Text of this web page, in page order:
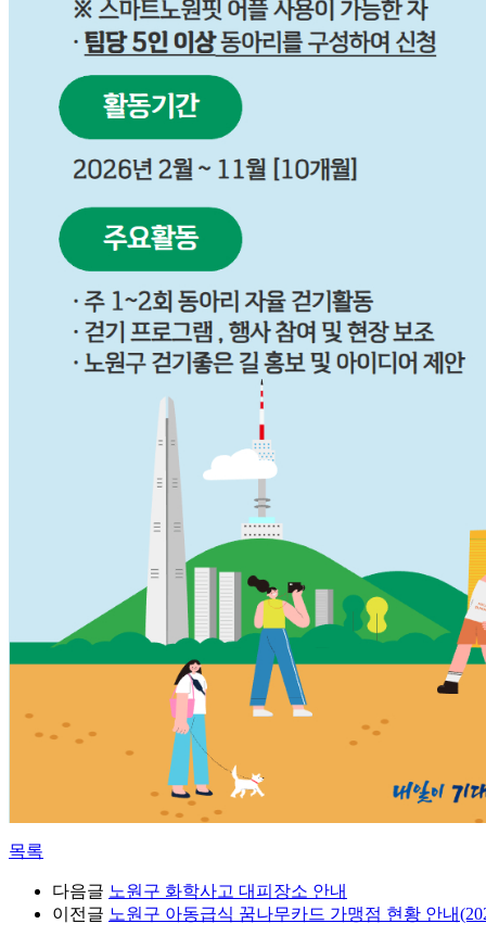
목록
다음글 노원구 화학사고 대피장소 안내
이전글 노원구 아동급식 꿈나무카드 가맹점 현황 안내